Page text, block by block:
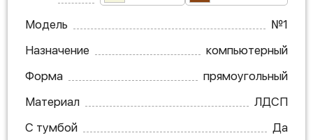
Модель
№1
Назначение
компьютерный
Форма
прямоугольный
Материал
ЛДСП
С тумбой
Да